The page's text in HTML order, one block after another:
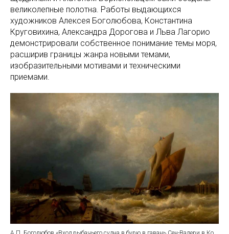
великолепные полотна. Работы выдающихся
художников Алексея Боголюбова, Константина
Круговихина, Александра Дорогова и Льва Лагорио
демонстрировали собственное понимание темы моря,
расширив границы жанра новыми темами,
изобразительными мотивами и техническими
приемами.